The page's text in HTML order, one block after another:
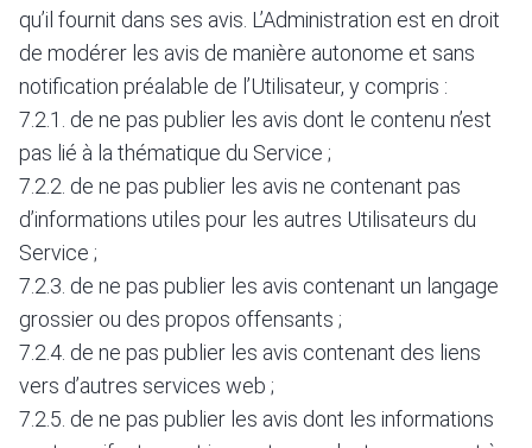
qu’il fournit dans ses avis. L’Administration est en droit
de modérer les avis de manière autonome et sans
notification préalable de l’Utilisateur, y compris :
7.2.1. de ne pas publier les avis dont le contenu n’est
pas lié à la thématique du Service ;
7.2.2. de ne pas publier les avis ne contenant pas
d’informations utiles pour les autres Utilisateurs du
Service ;
7.2.3. de ne pas publier les avis contenant un langage
grossier ou des propos offensants ;
7.2.4. de ne pas publier les avis contenant des liens
vers d’autres services web ;
7.2.5. de ne pas publier les avis dont les informations